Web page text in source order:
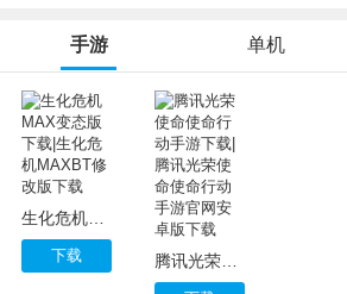
手游 单机
生化危机MAX变态版下载|生化危机MAXBT修改版下载
下载 腾讯光荣使命使命行动手游下载|腾讯光荣使命使命行动手游官网安卓版下载